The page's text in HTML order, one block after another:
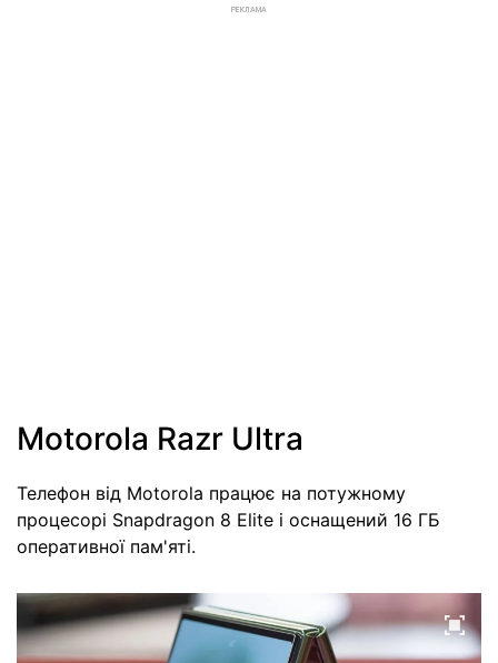
РЕКЛАМА
Motorola Razr Ultra
Телефон від Motorola працює на потужному
процесорі Snapdragon 8 Elite і оснащений 16 ГБ
оперативної пам'яті.